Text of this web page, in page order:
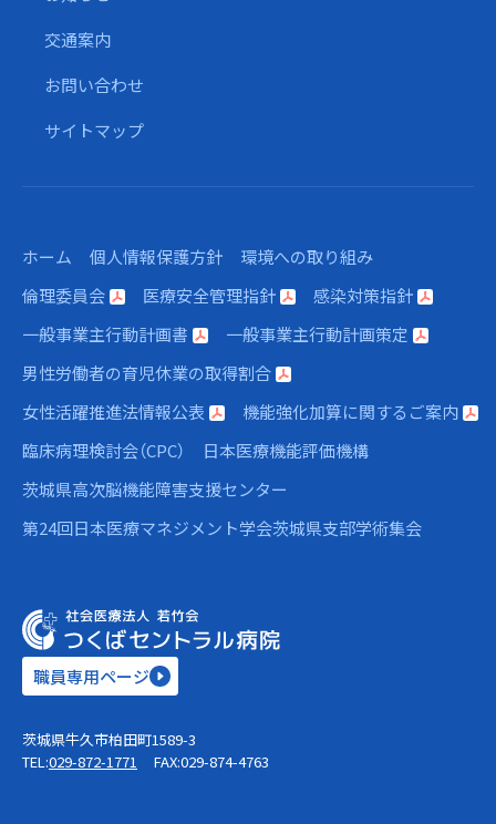
交通案内
お問い合わせ
サイトマップ
ホーム 個人情報保護方針
環境への取り組み
倫理委員会
医療安全管理指針
感染対策指針
一般事業主行動計画書
一般事業主行動計画策定
男性労働者の育児休業の取得割合
女性活躍推進法情報公表
機能強化加算に関するご案内
臨床病理検討会（CPC）
日本医療機能評価機構
茨城県高次脳機能障害支援センター
第24回日本医療マネジメント学会茨城県支部学術集会
職員専用ページ
茨城県牛久市柏田町1589-3
TEL:029-872-1771 FAX:029-874-4763